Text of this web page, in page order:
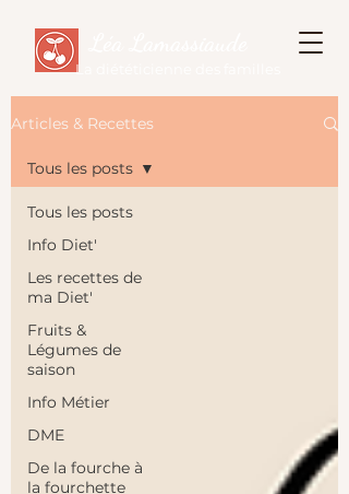
La diététicienne des familles
Articles & Recettes
Tous les posts
Info Diet'
Les recettes de
ma Diet'
Fruits &
Légumes de
saison
Info Métier
DME
De la fourche à
la fourchette
Tous les posts